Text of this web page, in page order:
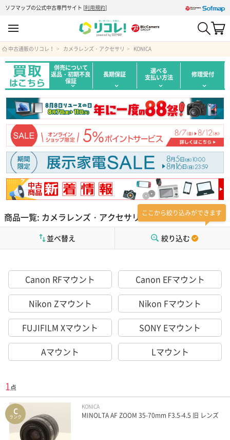
ソフマップの公式中古専門サイト [利用規約]
中古通販のリコレ！ カメラレンズ・アクセサリ KONICA
併売について
返品・初期不良
保証
長期保証 選べる
支払い方法 修理受付
商品一覧: カメラレンズ・アクセサリ ここから絞り込みができます
絞り込む
並べ替え
Canon RFマウント
Canon EFマウント
Nikon Zマウント
Nikon Fマウント
FUJIFILM Xマウント
SONY Eマウント
Aマウント
Lマウント
1点
C
ランク
KONICA
MINOLTA AF ZOOM 35-70mm F3.5-4.5 旧 レンズ